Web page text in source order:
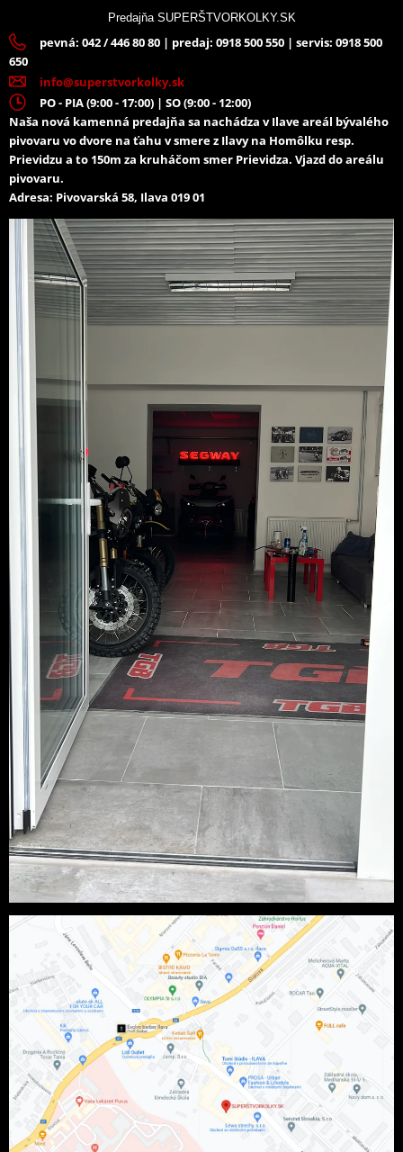
Predajňa SUPERŠTVORKOLKY.SK
pevná: 042 / 446 80 80 | predaj: 0918 500 550 | servis: 0918 500
650
info@superstvorkolky.sk
PO - PIA (9:00 - 17:00) | SO (9:00 - 12:00)
Naša nová kamenná predajňa sa nachádza v Ilave areál bývalého
pivovaru vo dvore na ťahu v smere z Ilavy na Homôlku resp.
Prievidzu a to 150m za kruháčom smer Prievidza. Vjazd do areálu
pivovaru.
Adresa: Pivovarská 58, Ilava 019 01